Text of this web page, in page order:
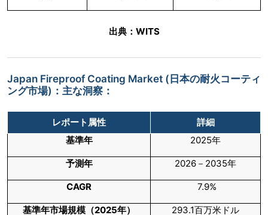
出典：WITS
Japan Fireproof Coating Market (日本の耐火コーティ
ング市場)：主な洞察：
レポート属性
詳細
基準年
2025年
予測年 2026－2035年
CAGR 7.9%
基準年市場規模（2025年） 293.1百万米ドル